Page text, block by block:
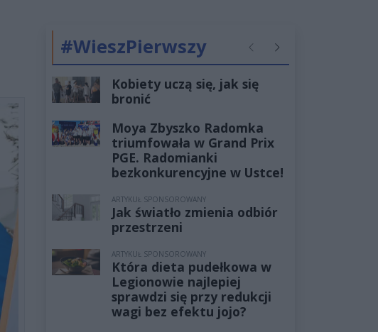
#WieszPierwszy PoprzednieNastępne
Kobiety uczą się, jak się
bronić
Moya Zbyszko Radomka
triumfowała w Grand Prix
PGE. Radomianki
bezkonkurencyjne w Ustce!
ARTYKUŁ SPONSOROWANY
Jak światło zmienia odbiór
przestrzeni
ARTYKUŁ SPONSOROWANY
Która dieta pudełkowa w
Legionowie najlepiej
sprawdzi się przy redukcji
wagi bez efektu jojo?